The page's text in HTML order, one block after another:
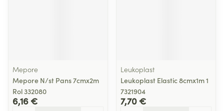
Mepore
Mepore N/st Pans 7cmx2m
Rol 332080
6,16 €
Leukoplast
Leukoplast Elastic 8cmx1m 1
7321904
7,70 €